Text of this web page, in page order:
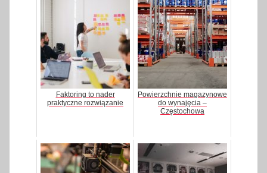
Faktoring to nader
praktyczne rozwiązanie
Powierzchnie magazynowe
do wynajęcia –
Częstochowa